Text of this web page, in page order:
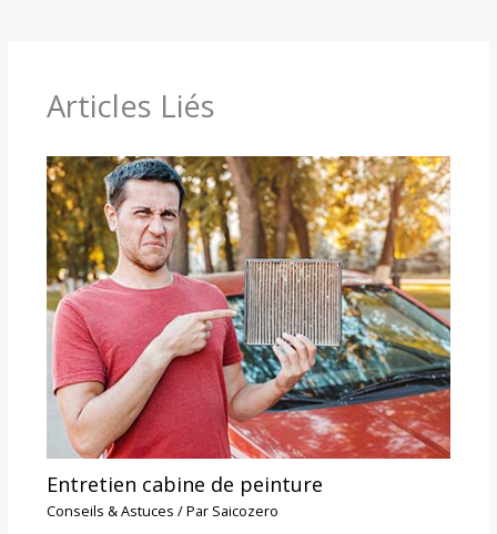
Articles Liés
Entretien cabine de peinture
Conseils & Astuces / Par Saicozero